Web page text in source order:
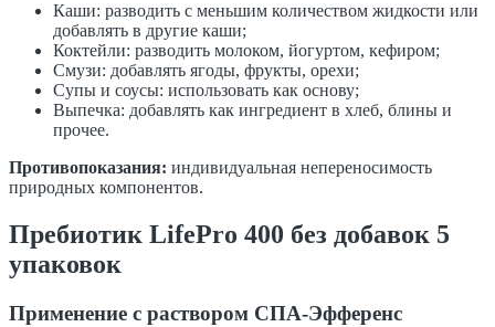
Каши: разводить с меньшим количеством жидкости или
добавлять в другие каши;
Коктейли: разводить молоком, йогуртом, кефиром;
Смузи: добавлять ягоды, фрукты, орехи;
Супы и соусы: использовать как основу;
Выпечка: добавлять как ингредиент в хлеб, блины и
прочее.
Противопоказания: индивидуальная непереносимость
природных компонентов.
Пребиотик LifePro 400 без добавок 5
упаковок
Применение с раствором СПА-Эфференс